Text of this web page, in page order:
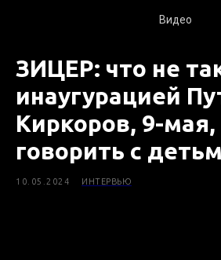
Видео
ЗИЦЕР: что не
инаугурацией
Киркоров, 9-мая,
говорить с
10.05.2024 ИНТЕРВЬЮ